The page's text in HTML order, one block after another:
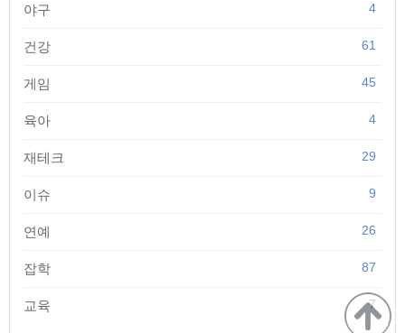
야구 4
건강 61
게임 45
육아 4
재테크 29
이슈 9
연예 26
잡학 87
교육 7